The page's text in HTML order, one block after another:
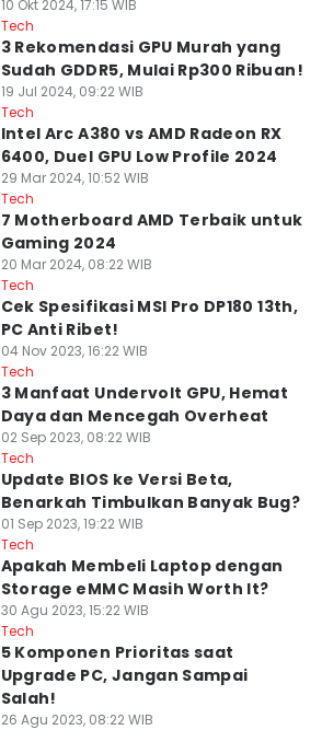
10 Okt 2024, 17:15 WIB
Tech
3 Rekomendasi GPU Murah yang
Sudah GDDR5, Mulai Rp300 Ribuan!
19 Jul 2024, 09:22 WIB
Tech
Intel Arc A380 vs AMD Radeon RX
6400, Duel GPU Low Profile 2024
29 Mar 2024, 10:52 WIB
Tech
7 Motherboard AMD Terbaik untuk
Gaming 2024
20 Mar 2024, 08:22 WIB
Tech
Cek Spesifikasi MSI Pro DP180 13th,
PC Anti Ribet!
04 Nov 2023, 16:22 WIB
Tech
3 Manfaat Undervolt GPU, Hemat
Daya dan Mencegah Overheat
02 Sep 2023, 08:22 WIB
Tech
Update BIOS ke Versi Beta,
Benarkah Timbulkan Banyak Bug?
01 Sep 2023, 19:22 WIB
Tech
Apakah Membeli Laptop dengan
Storage eMMC Masih Worth It?
30 Agu 2023, 15:22 WIB
Tech
5 Komponen Prioritas saat
Upgrade PC, Jangan Sampai
Salah!
26 Agu 2023, 08:22 WIB